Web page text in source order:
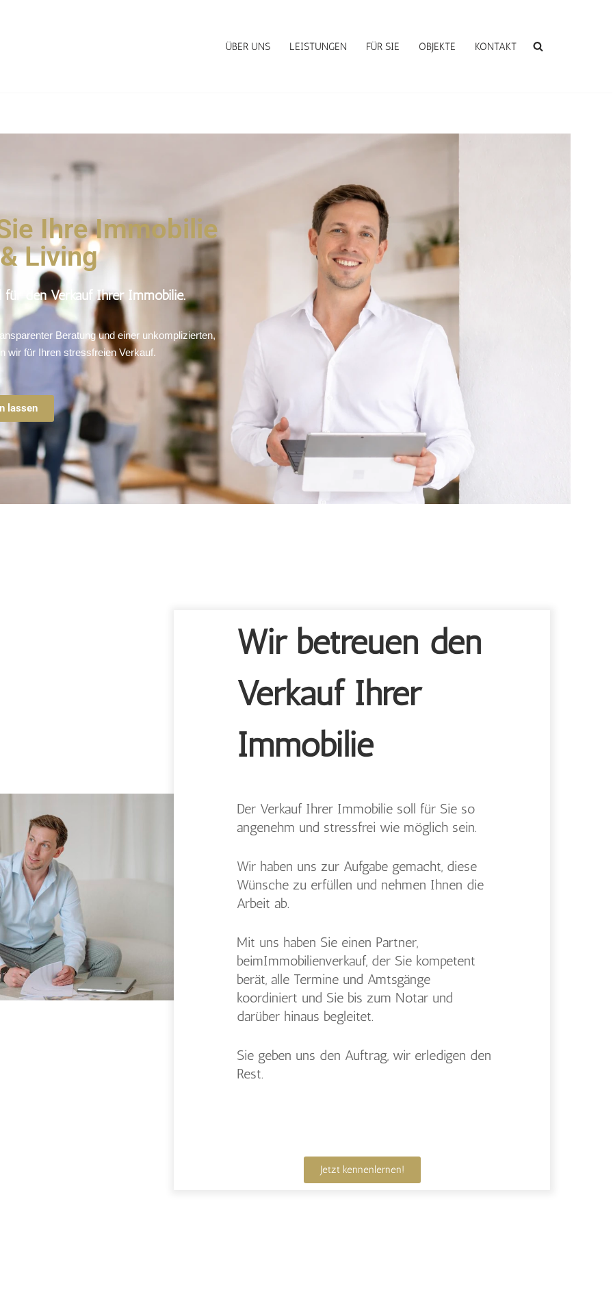
ÜBER UNS LEISTUNGEN FÜR SIE OBJEKTE KONTAKT
Ihre Immobilie
Living
für den Verkauf Ihrer Immobilie.
Beratung und einer unkomplizierten,
wir für Ihren stressfreien Verkauf.
lassen
Wir betreuen den
Verkauf Ihrer
Immobilie
Der Verkauf Ihrer Immobilie soll für Sie so
angenehm und stressfrei wie möglich sein.
Wir haben uns zur Aufgabe gemacht, diese
Wünsche zu erfüllen und nehmen Ihnen die
Arbeit ab.
Mit uns haben Sie einen Partner,
beimImmobilienverkauf, der Sie kompetent
berät, alle Termine und Amtsgänge
koordiniert und Sie bis zum Notar und
darüber hinaus begleitet.
Sie geben uns den Auftrag, wir erledigen den
Rest.
Jetzt kennenlernen!